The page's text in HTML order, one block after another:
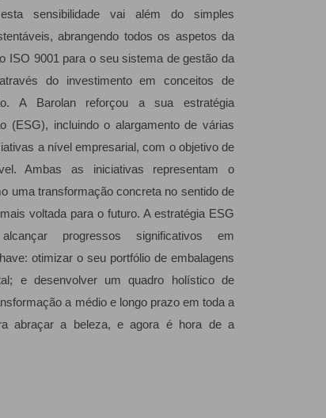
sensibilidade vai além do simples
abrangendo todos os aspetos da
ISO 9001 para o seu sistema de gestão da
do investimento em conceitos de
A Barolan reforçou a sua estratégia
(ESG), incluindo o alargamento de várias
a nível empresarial, com o objetivo de
Ambas as iniciativas representam o
uma transformação concreta no sentido de
voltada para o futuro. A estratégia ESG
progressos significativos em
otimizar o seu portfólio de embalagens
e desenvolver um quadro holístico de
a médio e longo prazo em toda a
abraçar a beleza, e agora é hora de a